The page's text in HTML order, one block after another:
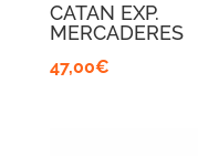
CATAN EXP.
MERCADERES
47,00€